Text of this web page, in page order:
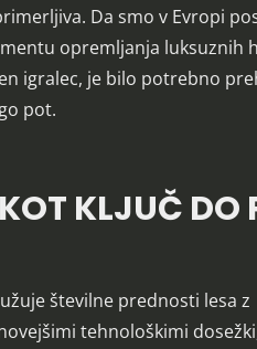
Da smo v Evropi
opremljanja luksuznih
igralec, je bilo potrebno
pot.
KLJUČ DO
številne prednosti lesa z
tehnološkimi